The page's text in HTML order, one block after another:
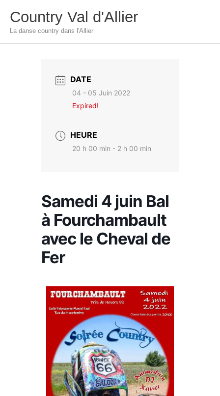
contenu
Country Val d'Allier
La danse country dans l'Allier
DATE
04 - 05 Juin 2022
Expired!
HEURE
20 h 00 min - 2 h 00 min
Samedi 4 juin Bal
à Fourchambault
avec le Cheval de
Fer